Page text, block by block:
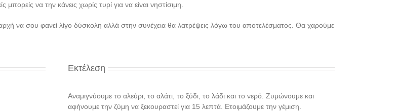
να την κάνεις χωρίς τυρί για να είναι νηστίσιμη.
αρχή να σου φανεί λίγο δύσκολη αλλά στην συνέχεια θα λατρέψεις λόγω του αποτελέσματος. Θα χαρούμε
Εκτέλεση
Αναμιγνύουμε το αλεύρι, το αλάτι, το ξύδι, το λάδι και το νερό. Ζυμώνουμε και
αφήνουμε την ζύμη να ξεκουραστεί για 15 λεπτά. Ετοιμάζουμε την γέμιση.